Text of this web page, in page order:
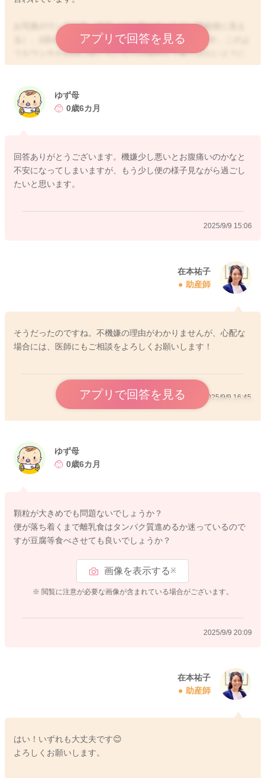
お写真のウンチの色、性状（やや塊があったり、顆粒状に見え
る）、1回のおむつに排泄される量ともに問題ないです。このよ
うなウンチが1日6.7回くらいならば病的な下痢ではないように
思います！どうぞよろしくお願いします🙇‍♂️
アプリで回答を見る
ゆず母
0歳6カ月
回答ありがとうございます。機嫌少し悪いとお腹痛いのかなと
不安になってしまいますが、もう少し便の様子見ながら過ごし
たいと思います。
2025/9/9 15:06
在本祐子
助産師
そうだったのですね。不機嫌の理由がわかりませんが、心配な
場合には、医師にもご相談をよろしくお願いします！
アプリで回答を見る 2025/9/9 16:45
ゆず母
0歳6カ月
顆粒が大きめでも問題ないでしょうか？
便が落ち着くまで離乳食はタンパク質進めるか迷っているので
すが豆腐等食べさせても良いでしょうか？
画像を表示する※
※ 閲覧に注意が必要な画像が含まれている場合がございます。
2025/9/9 20:09
在本祐子
助産師
はい！いずれも大丈夫です😊
よろしくお願いします。